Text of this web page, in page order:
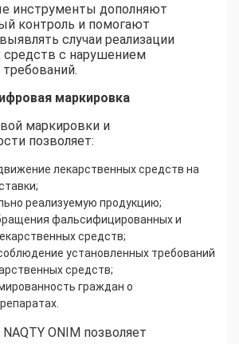
инструменты дополняют
контроль и помогают
случаи реализации
средств с нарушением
маркировка
маркировки и
позволяет:
лекарственных средств на
реализуемую продукцию;
фальсифицированных и
средств;
установленных требований
средств;
граждан о
ONIM позволяет